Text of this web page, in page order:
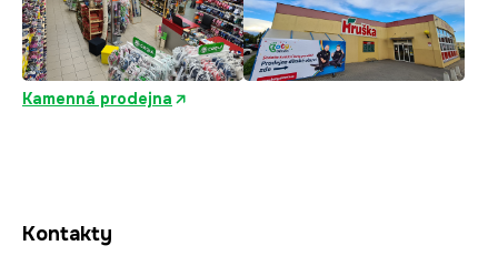
Kamenná prodejna
Kontakty